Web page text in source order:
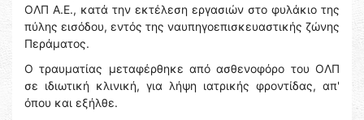
ΟΛΠ Α.Ε., κατά την εκτέλεση εργασιών στο φυλάκιο της
πύλης εισόδου, εντός της ναυπηγοεπισκευαστικής ζώνης
Περάματος.
Ο τραυματίας μεταφέρθηκε από ασθενοφόρο του ΟΛΠ
σε ιδιωτική κλινική, για λήψη ιατρικής φροντίδας, απ'
όπου και εξήλθε.